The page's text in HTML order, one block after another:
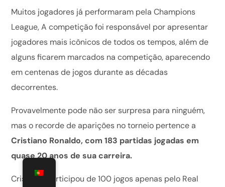
Muitos jogadores já performaram pela Champions
League, A competição foi responsável por apresentar
jogadores mais icônicos de todos os tempos, além de
alguns ficarem marcados na competição, aparecendo
em centenas de jogos durante as décadas
decorrentes.
Provavelmente pode não ser surpresa para ninguém,
mas o recorde de aparições no torneio pertence a
Cristiano Ronaldo, com 183 partidas jogadas em
quase 20 anos de sua carreira.
Cristiano participou de 100 jogos apenas pelo Real